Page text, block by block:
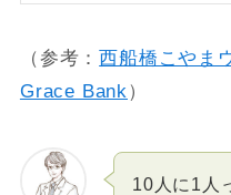
（参考： 西船橋こやま
Grace Bank）
10人に1人